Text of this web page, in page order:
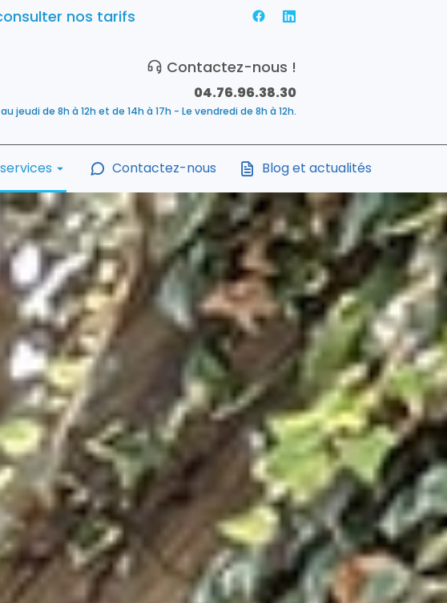
nos tarifs
Contactez-nous !
04.76.96.38.30
jeudi de 8h à 12h et de 14h à 17h - Le vendredi de 8h à 12h.
Contactez-nous Blog et actualités